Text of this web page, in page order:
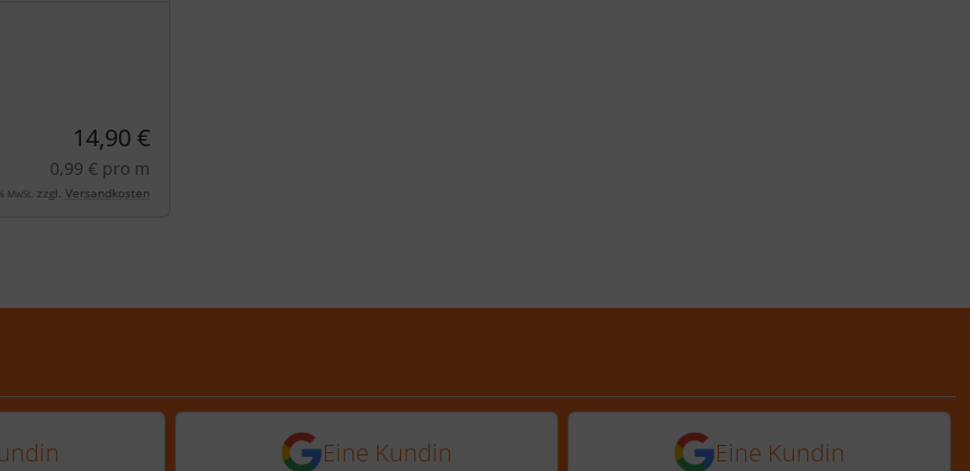
14,90 €
0,99 € pro m
MwSt. zzgl. Versandkosten
5,0 von 5 Sternen
von einer Kundin vor 9 Tagen
5 von 5 Sternen von einer Kundin vor 12 Tagen
Eine Kundin 5 von 5 Sternen von
Eine Kundin